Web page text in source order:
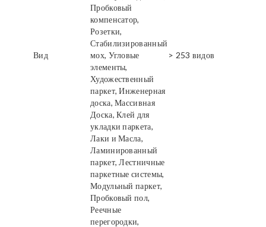
Вид
Пробковый
компенсатор,
Розетки,
Стабилизированный
мох, Угловые
элементы,
Художественный
паркет, Инженерная
доска, Массивная
Доска, Клей для
укладки паркета,
Лаки и Масла,
Ламинированный
паркет, Лестничные
паркетные системы,
Модульный паркет,
Пробковый пол,
Реечные
перегородки,
> 253 видов